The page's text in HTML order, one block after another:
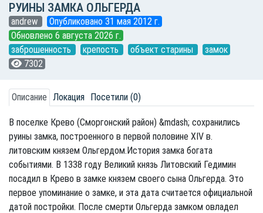
РУИНЫ ЗАМКА ОЛЬГЕРДА
andrew
Опубликовано 31 мая 2012 г.
Обновлено 6 августа 2026 г.
заброшенность
крепость объект старины
замок
7302
Описание Локация Посетили (0)
В поселке Крево (Сморгонский район) &mdash; сохранились
руины замка, построенного в первой половине XIV в.
литовским князем Ольгердом.История замка богата
событиями. В 1338 году Великий князь Литовский Гедимин
посадил в Крево в замке князем своего сына Ольгерда. Это
первое упоминание о замке, и эта дата считается официальной
датой постройки. После смерти Ольгерда замком овладел